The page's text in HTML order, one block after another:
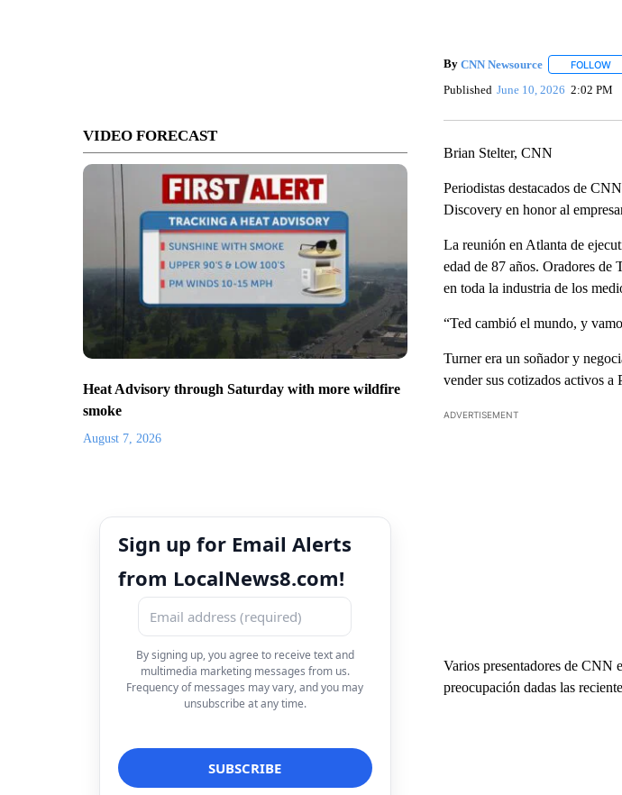
VIDEO FORECAST
Heat Advisory through Saturday with more wildfire
smoke
August 7, 2026
Sign up for Email Alerts
from LocalNews8.com!
By signing up, you agree to receive text and
multimedia marketing messages from us.
Frequency of messages may vary, and you may
unsubscribe at any time.
By CNN Newsource FOLLOW
Published June 10, 2026 2:02 PM
Brian Stelter, CNN
Periodistas destacados de
Discovery en honor al
La reunión en Atlanta de
edad de 87 años. Oradores
en toda la industria de los
“Ted cambió el mundo, y
Turner era un soñador y
vender sus cotizados activos
ADVERTISEMENT
Varios presentadores de CNN
preocupación dadas las